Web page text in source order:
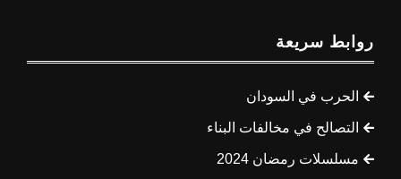
روابط سريعة
الحرب في السودان
التصالح في مخالفات البناء
مسلسلات رمضان 2024